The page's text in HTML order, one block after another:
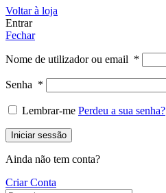
Voltar à loja
Entrar
Fechar
Nome de utilizador ou email *
Senha *
Lembrar-me Perdeu a sua senha?
Iniciar sessão
Ainda não tem conta?
Criar Conta